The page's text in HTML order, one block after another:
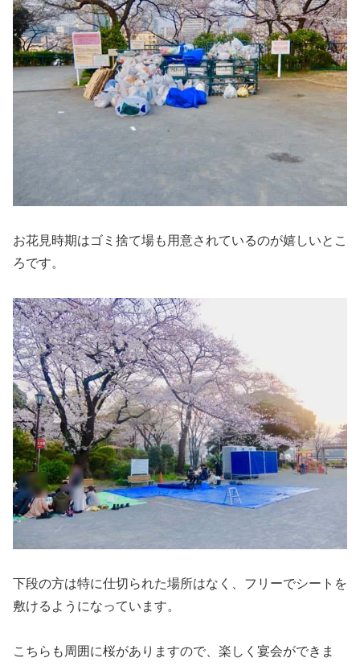
お花見時期はゴミ捨て場も用意されているのが嬉しいとこ
ろです。
下段の方は特に仕切られた場所はなく、フリーでシートを
敷けるようになっています。
こちらも周囲に桜がありますので、楽しく宴会ができま